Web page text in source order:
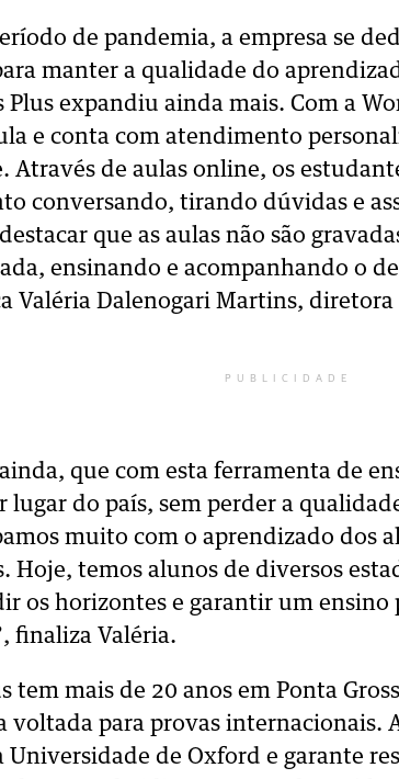
de pandemia, a empresa se
manter a qualidade do
Plus expandiu ainda mais. Com a
e conta com atendimento
Através de aulas online, os
conversando, tirando dúvidas e
que as aulas não são
ensinando e acompanhando o
Valéria Dalenogari Martins, diretora
PUBLICIDADE
que com esta ferramenta de
lugar do país, sem perder a
muito com o aprendizado dos
Hoje, temos alunos de diversos
os horizontes e garantir um ensino
finaliza Valéria.
tem mais de 20 anos em Ponta
voltada para provas internacionais.
Universidade de Oxford e garante